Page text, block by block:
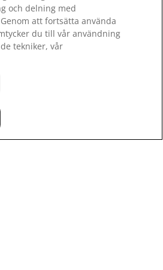
- konsumenter
och delning med
att fortsätta använda
du till vår användning
tekniker, vår